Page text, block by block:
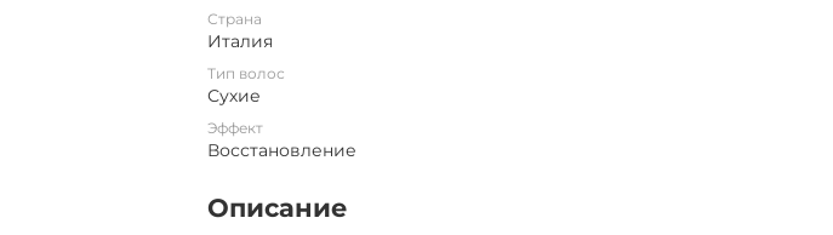
Страна
Италия
Тип волос
Сухие
Эффект
Восстановление
Описание